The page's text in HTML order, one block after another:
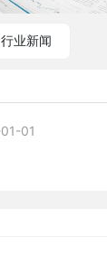
行业新闻
01